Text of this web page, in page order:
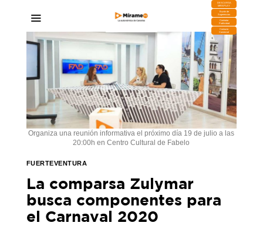
DESCARGA
MIRAPLAY
Buzón de
Sugerencias
Contratar
Publicidad
Contacto
Comercial
Organiza una reunión informativa el próximo día 19 de julio a las
20:00h en Centro Cultural de Fabelo
FUERTEVENTURA
La comparsa Zulymar
busca componentes para
el Carnaval 2020